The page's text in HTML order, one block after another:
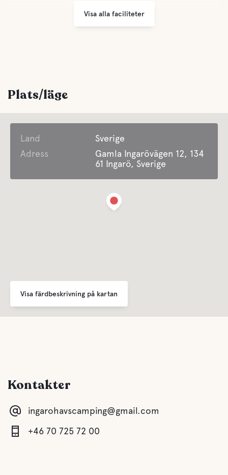
Sophantering
Gråvatten
Husdjursfaciliteter
Visa alla faciliteter
Plats/läge
Land
Sverige
Adress
Gamla Ingarövägen 12, 134
61 Ingarö, Sverige
Visa färdbeskrivning på kartan
Kontakter
ingarohavscamping@gmail.com
+46 70 725 72 00